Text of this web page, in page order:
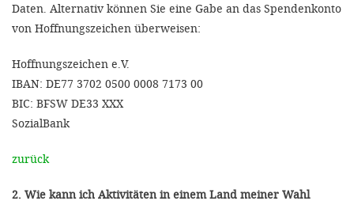
Daten. Alternativ können Sie eine Gabe an das Spendenkonto
von Hoffnungszeichen überweisen:
Hoffnungszeichen e.V.
IBAN: DE77 3702 0500 0008 7173 00
BIC: BFSW DE33 XXX
SozialBank
zurück
2. Wie kann ich Aktivitäten in einem Land meiner Wahl